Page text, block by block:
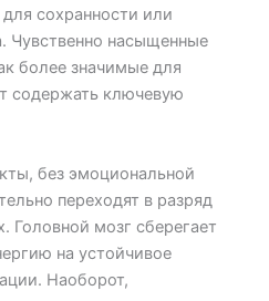
сохранности или
Чувственно насыщенные
более значимые для
содержать ключевую
без эмоциональной
переходят в разряд
Головной мозг сберегает
на устойчивое
Наоборот,